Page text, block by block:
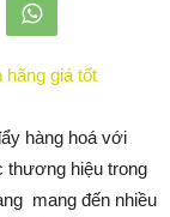
hàng hoá với
thương hiệu trong
mang đến nhiều